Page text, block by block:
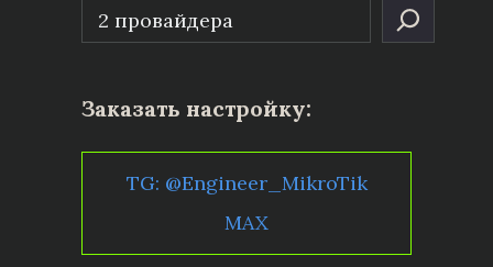
Заказать настройку:
TG: @Engineer_MikroTik
MAX